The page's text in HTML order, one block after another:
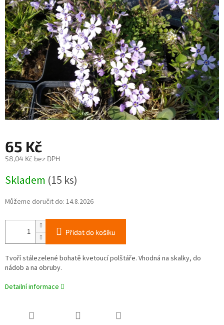
65 Kč
58,04 Kč bez DPH
cena:
Skladem (15 ks)
Můžeme doručit do: 14.8.2026
Přidat do košíku
Tvoří stálezelené bohatě kvetoucí polštáře. Vhodná na skalky, do
nádob a na obruby.
Detailní informace